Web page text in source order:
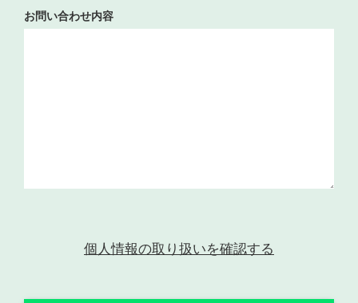
お問い合わせ内容
個人情報の取り扱いを確認する